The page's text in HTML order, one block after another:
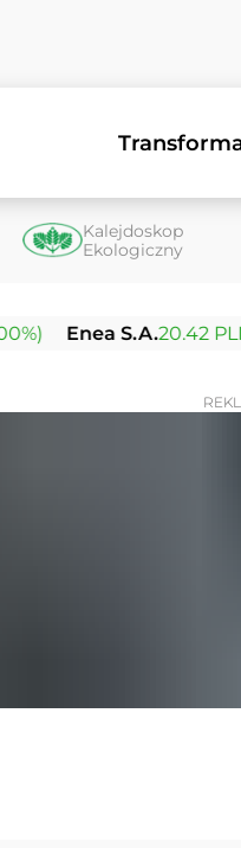
Kalejdoskop
Ekologiczny
Enea S.A.20.42 PLN